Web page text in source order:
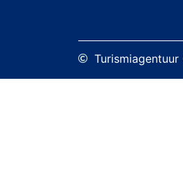
Turismiagentuur